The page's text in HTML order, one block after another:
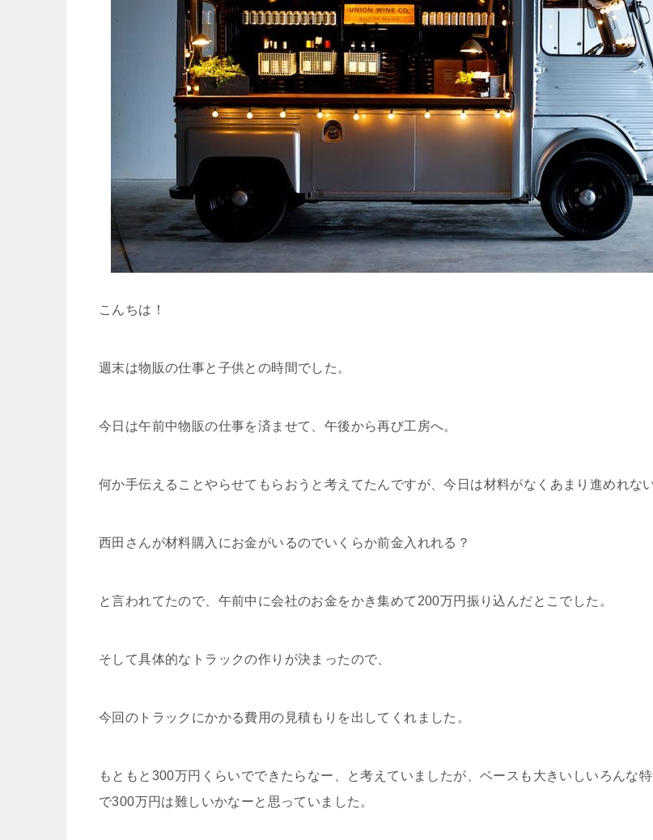
こんちは！
週末は物販の仕事と子供との時間でした。
今日は午前中物販の仕事を済ませて、午後から再び工房へ。
何か手伝えることやらせてもらおうと考えてたんですが、今日は材料がなくあまり進めれな
西田さんが材料購入にお金がいるのでいくらか前金入れれる？
と言われてたので、午前中に会社のお金をかき集めて 200万円振り込んだとこでした。
そして具体的なトラックの作りが決まったので、
今回のトラックにかかる費用の見積もりを出してくれました。
もともと 300万円くらいでできたらなー、と考えていましたが、ベースも大きいしいろんな
で300万円は難しいかなーと思っていました。